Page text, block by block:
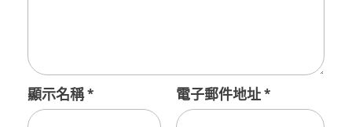
顯示名稱* 電子郵件地址*